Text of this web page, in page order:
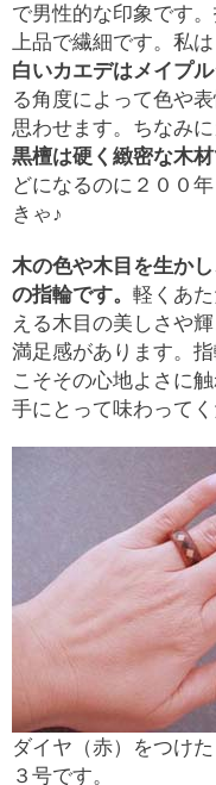
で男性的な印象です
上品で繊細です。私は
白いカエデはメイプ
る角度によって色や
思わせます。ちなみ
黒檀は硬く緻密な木
どになるのに２００
きゃ♪
木の色や木目を生か
の指輪です。 軽くあ
える木目の美しさや
満足感があります。
こそその心地よさに
手にとって味わって
ダイヤ（赤）をつけ
３号です。